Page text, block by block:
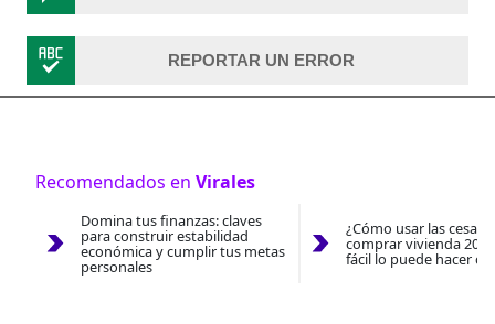
REPORTAR UN ERROR
Recomendados en Virales
Domina tus finanzas: claves
para construir estabilidad
económica y cumplir tus metas
personales
¿Cómo usar las
comprar vivienda
fácil lo puede hacer